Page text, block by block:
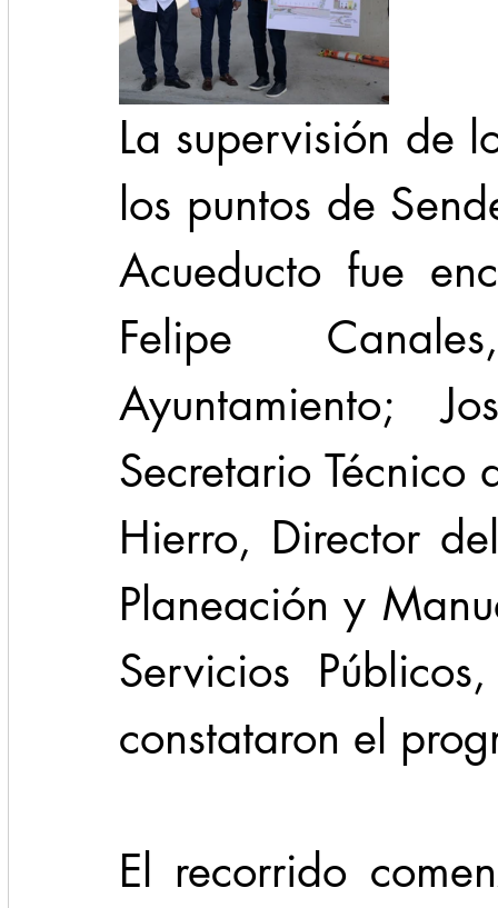
La supervisión de
los puntos de
Acueducto fue
Felipe
Ayuntamiento;
Secretario
Hierro, Director
Planeación y
Servicios
constataron el
El recorrido